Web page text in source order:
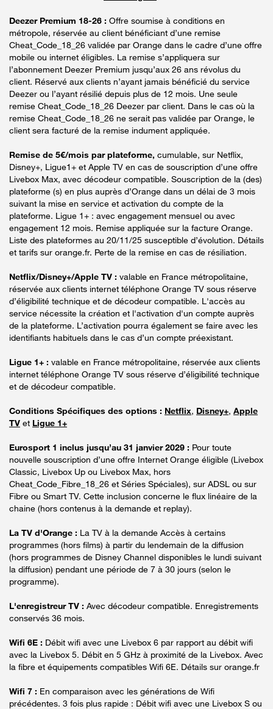
Deezer Premium 18-26 : Offre soumise à conditions en
métropole, réservée au client bénéficiant d’une remise
Cheat_Code_18_26 validée par Orange dans le cadre d’une offre
mobile ou internet éligibles. La remise s’appliquera sur
l’abonnement Deezer Premium jusqu’aux 26 ans révolus du
client. Réservé aux clients n’ayant jamais bénéficié du service
Deezer ou l’ayant résilié depuis plus de 12 mois. Une seule
remise Cheat_Code_18_26 Deezer par client. Dans le cas où la
remise Cheat_Code_18_26 ne serait pas validée par Orange, le
client sera facturé de la remise indument appliquée.
Remise de 5€/mois par plateforme, cumulable, sur Netflix,
Disney+, Ligue1+ et Apple TV en cas de souscription d’une offre
Livebox Max, avec décodeur compatible. Souscription de la (des)
plateforme (s) en plus auprès d’Orange dans un délai de 3 mois
suivant la mise en service et activation du compte de la
plateforme. Ligue 1+ : avec engagement mensuel ou avec
engagement 12 mois. Remise appliquée sur la facture Orange.
Liste des plateformes au 20/11/25 susceptible d’évolution. Détails
et tarifs sur orange.fr. Perte de la remise en cas de résiliation.
Netflix/Disney+/Apple TV : valable en France métropolitaine,
réservée aux clients internet téléphone Orange TV sous réserve
d’éligibilité technique et de décodeur compatible. L'accès au
service nécessite la création et l'activation d'un compte auprès
de la plateforme. L’activation pourra également se faire avec les
identifiants habituels dans le cas d’un compte préexistant.
Ligue 1+ : valable en France métropolitaine, réservée aux clients
internet téléphone Orange TV sous réserve d’éligibilité technique
et de décodeur compatible.
Conditions Spécifiques des options : Netflix, Disney+, Apple
TV et Ligue 1+
Eurosport 1 inclus jusqu’au 31 janvier 2029 : Pour toute
nouvelle souscription d’une offre Internet Orange éligible (Livebox
Classic, Livebox Up ou Livebox Max, hors
Cheat_Code_Fibre_18_26 et Séries Spéciales), sur ADSL ou sur
Fibre ou Smart TV. Cette inclusion concerne le flux linéaire de la
chaine (hors contenus à la demande et replay).
La TV d'Orange : La TV à la demande Accès à certains
programmes (hors films) à partir du lendemain de la diffusion
(hors programmes de Disney Channel disponibles le lundi suivant
la diffusion) pendant une période de 7 à 30 jours (selon le
programme).
L'enregistreur TV : Avec décodeur compatible. Enregistrements
conservés 36 mois.
Wifi 6E : Débit wifi avec une Livebox 6 par rapport au débit wifi
avec la Livebox 5. Débit en 5 GHz à proximité de la Livebox. Avec
la fibre et équipements compatibles Wifi 6E. Détails sur orange.fr
Wifi 7 : En comparaison avec les générations de Wifi
précédentes. 3 fois plus rapide : Débit wifi avec une Livebox S ou